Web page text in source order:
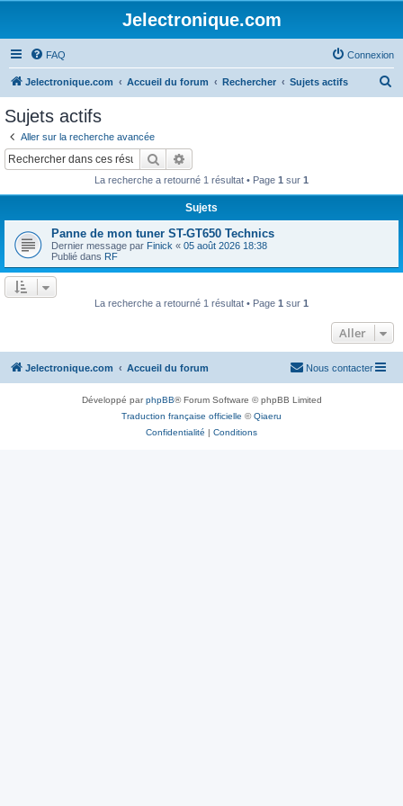
Jelectronique.com
FAQ Connexion
Jelectronique.com Accueil du forum Rechercher Sujets actifs
r
Sujets actifs
Aller sur la recherche avancée
Rechercher
La recherche a retourné 1 résultat • Page 1 sur 1
Sujets
Panne de mon tuner ST-GT650 Technics
Dernier message par Finick « 05 août 2026 18:38
Publié dans RF
La recherche a retourné 1 résultat • Page 1 sur 1
Aller
Jelectronique.com Accueil du forum Nous contacter
Développé parphpBB® Forum Software © phpBB Limited
Traduction française officielle ©Qiaeru
Confidentialité | Conditions